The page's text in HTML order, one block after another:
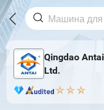
Qingdao
Ltd.